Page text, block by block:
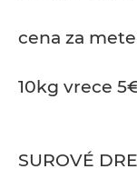
cena za
10kg vrece
SUROVÉ